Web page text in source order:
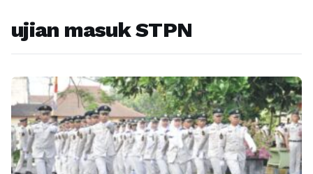
ujian masuk STPN